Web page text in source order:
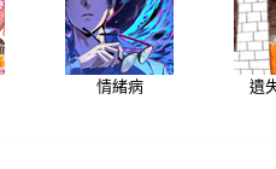
情緒病 遺